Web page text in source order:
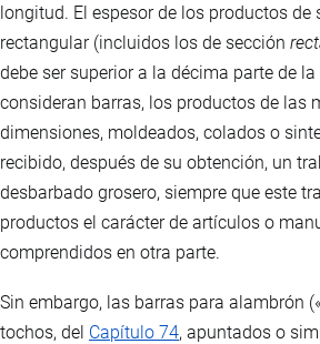
longitud. El espesor de los productos de
rectangular (incluidos los de sección
debe ser superior a la décima parte de
consideran barras, los productos de las
dimensiones, moldeados, colados o
recibido, después de su obtención, un
desbarbado grosero, siempre que este
productos el carácter de artículos o
comprendidos en otra parte.
Sin embargo, las barras para alambrón
tochos, del Capítulo 74, apuntados o